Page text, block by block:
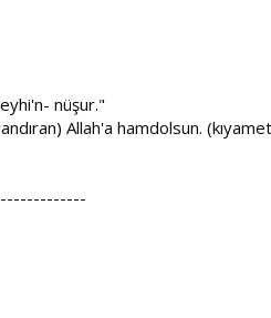
nüşur."
Allah'a hamdolsun.